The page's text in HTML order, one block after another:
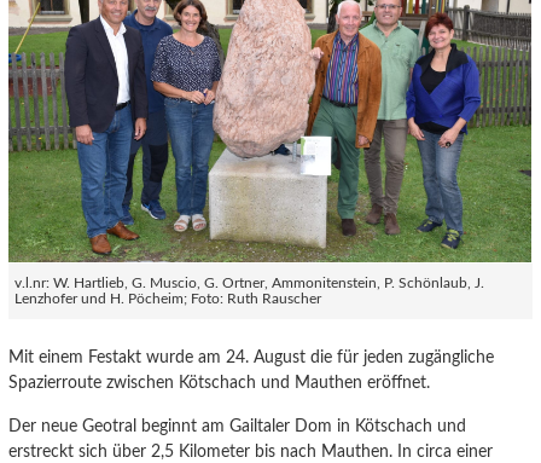
v.l.nr: W. Hartlieb, G. Muscio, G. Ortner, Ammonitenstein, P. Schönlaub, J.
Lenzhofer und H. Pöcheim; Foto: Ruth Rauscher
Mit einem Festakt wurde am 24. August die für jeden zugängliche
Spazierroute zwischen Kötschach und Mauthen eröffnet.
Der neue Geotral beginnt am Gailtaler Dom in Kötschach und
erstreckt sich über 2,5 Kilometer bis nach Mauthen. In circa einer